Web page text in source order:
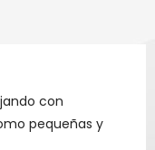
con
pequeñas y